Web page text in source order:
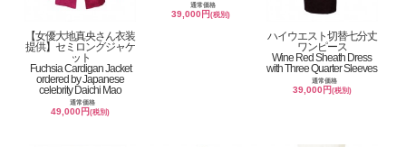
【女優大地真央さん衣装
提供】セミロングジャケ
ット
Fuchsia Cardigan Jacket
ordered by Japanese
celebrity Daichi Mao
通常価格
49,000円(税別)
通常価格
39,000円(税別)
ハイウエスト切替七分丈
ワンピース
Wine Red Sheath Dress
with Three Quarter Sleeves
通常価格
39,000円 (税別)